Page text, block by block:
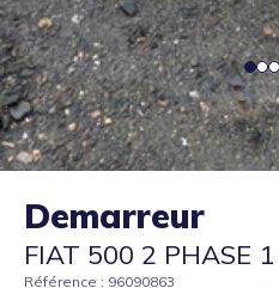
Demarreur
FIAT 500 2 PHASE 1
Référence : 96090863